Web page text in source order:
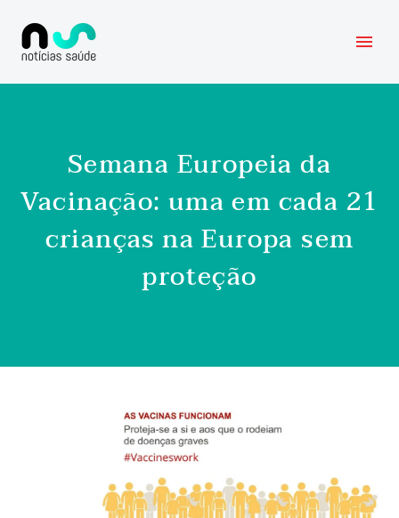
Semana Europeia da
Vacinação: uma em cada 21
crianças na Europa sem
proteção